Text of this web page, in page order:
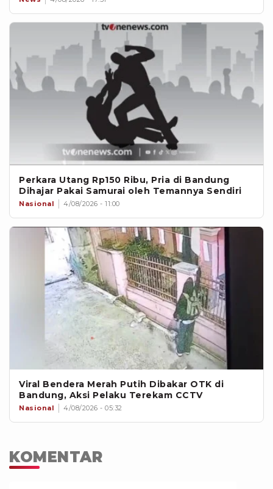
Perkara Utang Rp150 Ribu, Pria di Bandung
Dihajar Pakai Samurai oleh Temannya Sendiri
Nasional 4/08/2026 - 11:00
Viral Bendera Merah Putih Dibakar OTK di
Bandung, Aksi Pelaku Terekam CCTV
Nasional 4/08/2026 - 05:32
KOMENTAR